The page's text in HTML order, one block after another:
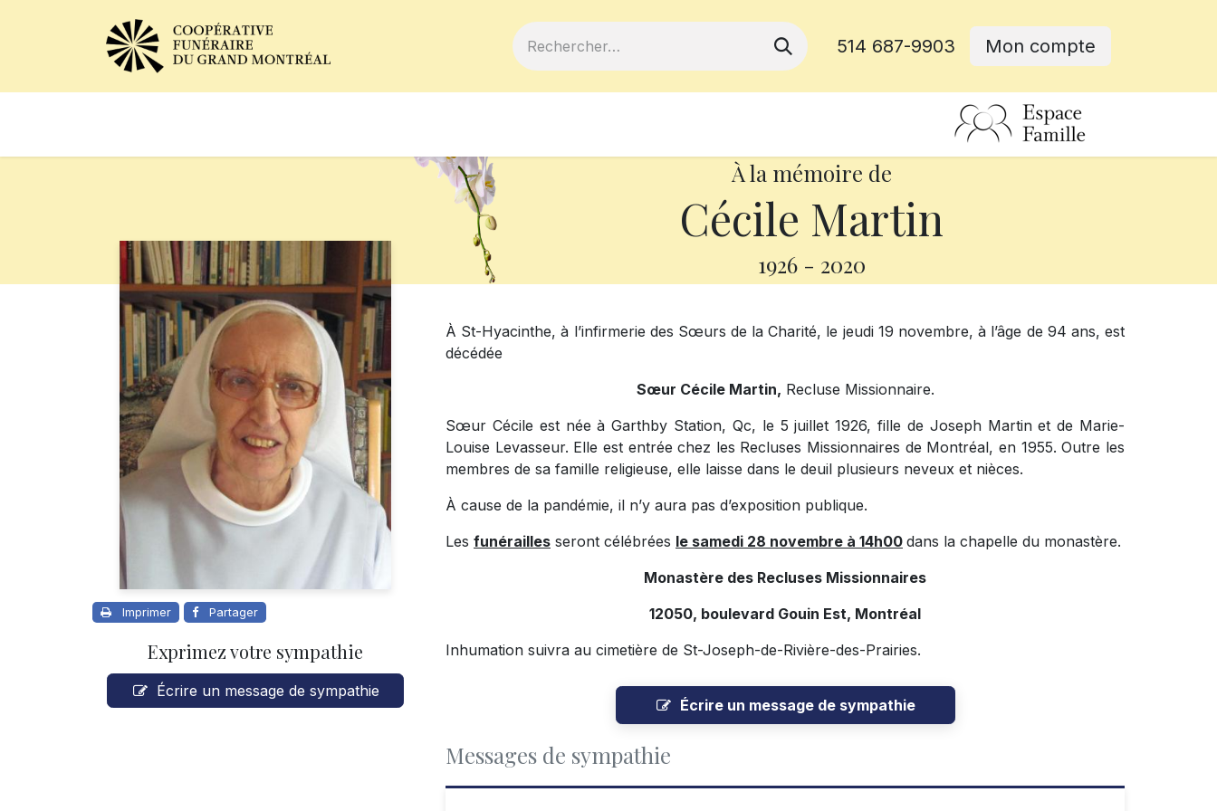
514 687-9903 Mon compte
À la mémoire de
Cécile Martin
1926 - 2020
Imprimer Partager
Exprimez votre sympathie
Écrire un message de sympathie
À St-Hyacinthe, à l’infirmerie des Sœurs de la Charité, le jeudi 19 novembre, à l’âge de 94 ans, est
décédée
Sœur Cécile Martin, Recluse Missionnaire.
Sœur Cécile est née à Garthby Station, Qc, le 5 juillet 1926, fille de Joseph Martin et de Marie-
Louise Levasseur. Elle est entrée chez les Recluses Missionnaires de Montréal, en 1955. Outre les
membres de sa famille religieuse, elle laisse dans le deuil plusieurs neveux et nièces.
À cause de la pandémie, il n’y aura pas d’exposition publique.
Les funérailles seront célébrées le samedi 28 novembre à 14h00 dans la chapelle du monastère.
Monastère des Recluses Missionnaires
12050, boulevard Gouin Est, Montréal
Inhumation suivra au cimetière de St-Joseph-de-Rivière-des-Prairies.
Écrire un message de sympathie
Messages de sympathie